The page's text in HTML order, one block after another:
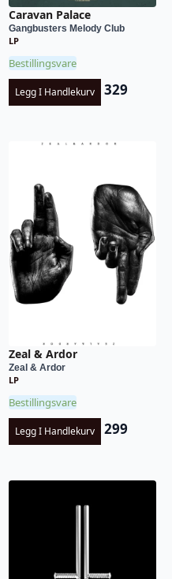
Caravan Palace
Gangbusters Melody Club
LP
Bestillingsvare
Legg I Handlekurv 329
Zeal & Ardor
Zeal & Ardor
LP
Bestillingsvare
Legg I Handlekurv 299